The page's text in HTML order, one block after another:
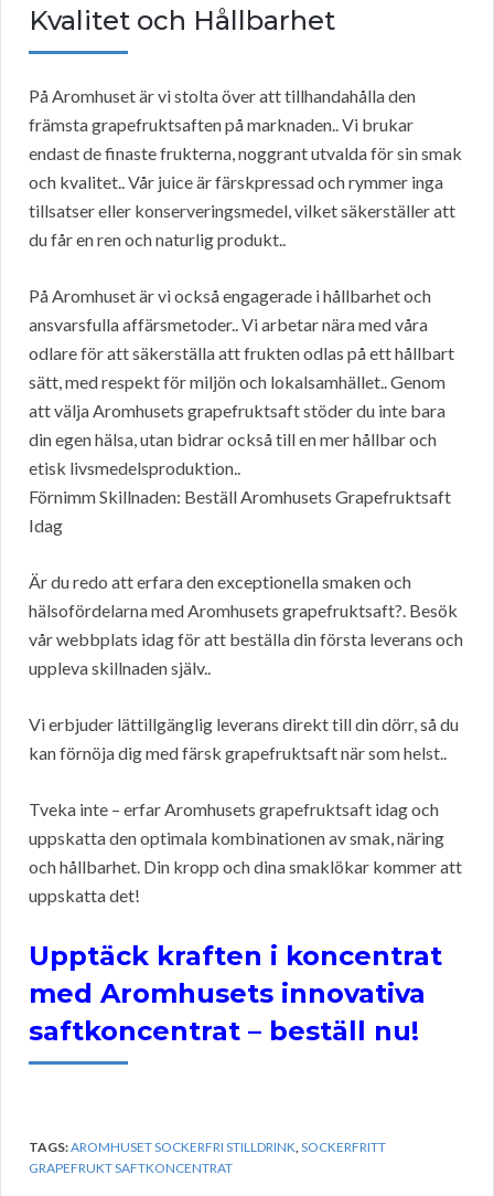
Kvalitet och Hållbarhet
På Aromhuset är vi stolta över att tillhandahålla den
främsta grapefruktsaften på marknaden.. Vi brukar
endast de finaste frukterna, noggrant utvalda för sin smak
och kvalitet.. Vår juice är färskpressad och rymmer inga
tillsatser eller konserveringsmedel, vilket säkerställer att
du får en ren och naturlig produkt..
På Aromhuset är vi också engagerade i hållbarhet och
ansvarsfulla affärsmetoder.. Vi arbetar nära med våra
odlare för att säkerställa att frukten odlas på ett hållbart
sätt, med respekt för miljön och lokalsamhället.. Genom
att välja Aromhusets grapefruktsaft stöder du inte bara
din egen hälsa, utan bidrar också till en mer hållbar och
etisk livsmedelsproduktion..
Förnimm Skillnaden: Beställ Aromhusets Grapefruktsaft
Idag
Är du redo att erfara den exceptionella smaken och
hälsofördelarna med Aromhusets grapefruktsaft?. Besök
vår webbplats idag för att beställa din första leverans och
uppleva skillnaden själv..
Vi erbjuder lättillgänglig leverans direkt till din dörr, så du
kan förnöja dig med färsk grapefruktsaft när som helst..
Tveka inte – erfar Aromhusets grapefruktsaft idag och
uppskatta den optimala kombinationen av smak, näring
och hållbarhet. Din kropp och dina smaklökar kommer att
uppskatta det!
Upptäck kraften i koncentrat
med Aromhusets innovativa
saftkoncentrat – beställ nu!
TAGS:AROMHUSET SOCKERFRI STILLDRINK,SOCKERFRITT
GRAPEFRUKT SAFTKONCENTRAT